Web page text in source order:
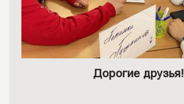
Дорогие друзья!